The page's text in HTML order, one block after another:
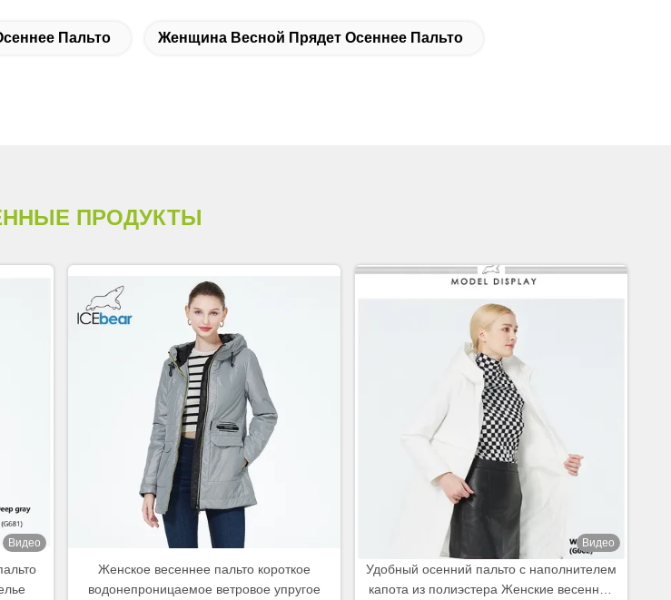
Пальто Женщина Весной Прядет Осеннее Пальто
ПРОДУКТЫ
Видео
Женское весеннее пальто короткое
водонепроницаемое ветровое упругое
Видео
Удобный осенний пальто с наполнителем
капота из полиэстера Женские весенние